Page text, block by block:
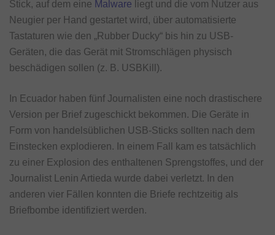
Stick, auf dem eine Malware liegt und die vom Nutzer aus
Neugier per Hand gestartet wird, über automatisierte
Tastaturen wie den „Rubber Ducky“ bis hin zu USB-
Geräten, die das Gerät mit Stromschlägen physisch
beschädigen sollen (z. B. USBKill).
In Ecuador haben fünf Journalisten eine noch drastischere
Version per Brief zugeschickt bekommen. Die Geräte in
Form von handelsüblichen USB-Sticks sollten nach dem
Einstecken explodieren. In einem Fall kam es tatsächlich
zu einer Explosion des enthaltenen Sprengstoffes, und der
Journalist Lenin Artieda wurde dabei verletzt. In den
anderen vier Fällen konnten die Briefe rechtzeitig als
Briefbombe identifiziert werden.